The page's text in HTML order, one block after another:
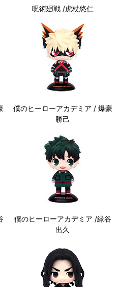
呪術廻戦 /虎杖悠仁
僕のヒーローアカデミア / 爆豪
勝己
僕のヒーローアカデミア /緑谷
出久